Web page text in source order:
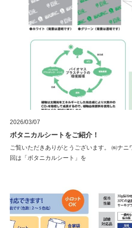
2026/03/07
ボタニカルシートをご紹介！
ご覧いただきありがとうございます。 ㈱ナ
回は「ボタニカルシート」を